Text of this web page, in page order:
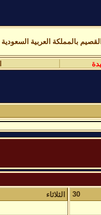
بالمملكة العربية السعودية
30 الثلاثاء